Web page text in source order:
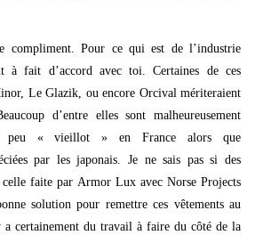
Pour ce qui est de l’industrie
à fait d’accord avec toi. Certaines de ces
Le Glazik, ou encore Orcival mériteraient
d’entre elles sont malheureusement
peu « vieillot » en France alors que
par les japonais. Je ne sais pas si des
celle faite par Armor Lux avec Norse Projects
solution pour remettre ces vêtements au
certainement du travail à faire du côté de la